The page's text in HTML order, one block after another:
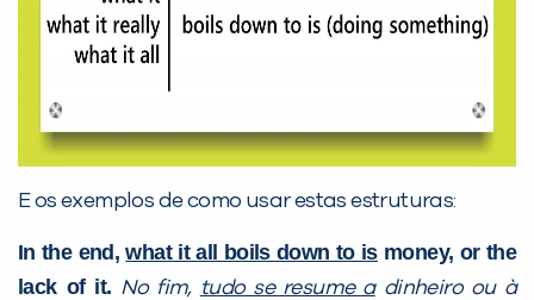
E os exemplos de como usar estas estruturas:
In the end,what it all boils down to ismoney, or the
lack of it. No fim, tudo se resume adinheiro ou à